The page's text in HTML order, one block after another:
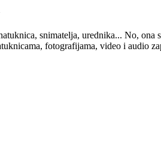
snimatelja, urednika... No,
fotografijama, video i audio